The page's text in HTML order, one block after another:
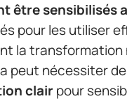
être
pour les utiliser
la transformation
peut nécessiter
clairpour